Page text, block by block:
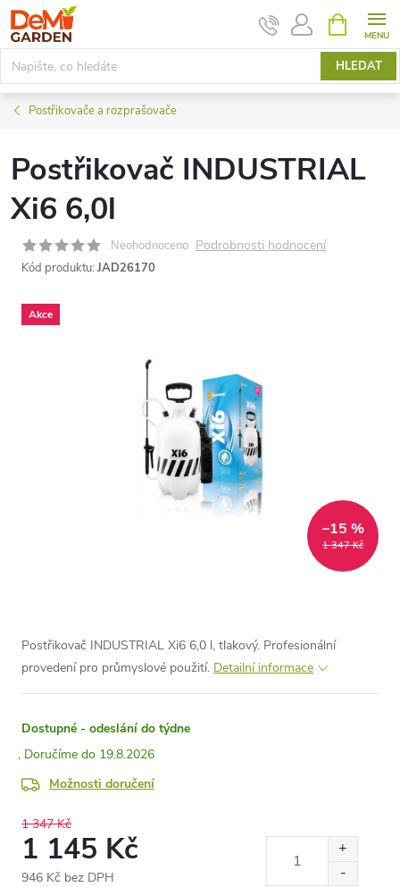
Přejít
na
obsah
HLEDAT
NÁKUPNÍ
KOŠÍK
Postřikovače a rozprašovače
Postřikovač INDUSTRIAL
Xi6 6,0l
Neohodnoceno Podrobnosti hodnocení
Kód produktu: JAD26170
Akce
1 347 Kč
–15 %
Postřikovač INDUSTRIAL Xi6 6,0 l, tlakový. Profesionální
provedení pro průmyslové použití. Detailní informace
Dostupné - odeslání do týdne
19.8.2026
Možnosti doručení
1 347 Kč
1 145 Kč
946 Kč bez DPH